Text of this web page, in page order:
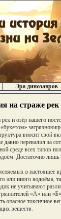
Эра динозавров
на страже рек
и озёр нашего
вносит свой
давно перевалил за
среде всех типов
Достаточно
в настоящее
или иного водоёма,
не учитывают
«А» или
опасное токсичное
веществ.